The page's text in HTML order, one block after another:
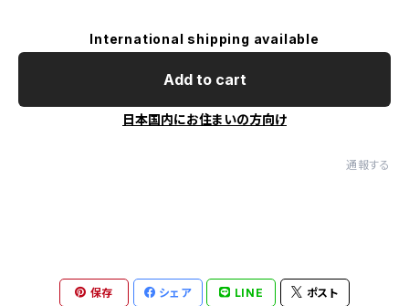
International shipping available
Add to cart
日本国内にお住まいの方向け
通報する
保存 シェア LINE ポスト